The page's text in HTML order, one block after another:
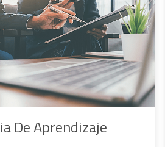
De Aprendizaje